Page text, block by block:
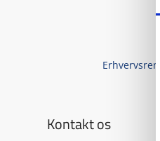
Kontakt os